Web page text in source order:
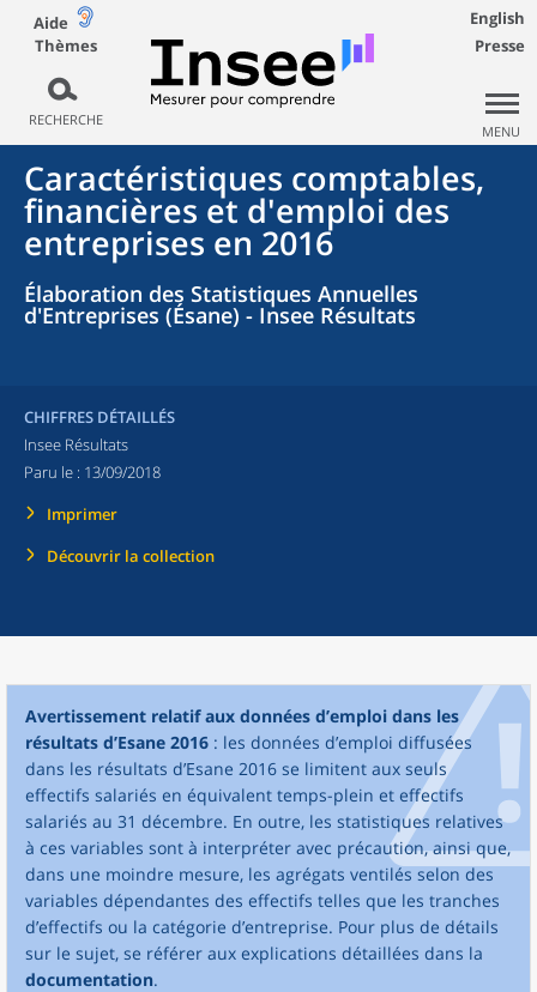
Aide
Thèmes
RECHERCHE
English
Presse
MENU
Caractéristiques comptables,
financières et d'emploi des
entreprises en 2016
Élaboration des Statistiques Annuelles
d'Entreprises (Ésane) - Insee Résultats
CHIFFRES DÉTAILLÉS
Insee Résultats
Paru le : 13/09/2018
Imprimer
Découvrir la collection
Avertissement relatif aux données d’emploi dans les
résultats d’Esane 2016 : les données d’emploi diffusées
dans les résultats d’Esane 2016 se limitent aux seuls
effectifs salariés en équivalent temps-plein et effectifs
salariés au 31 décembre. En outre, les statistiques relatives
à ces variables sont à interpréter avec précaution, ainsi que,
dans une moindre mesure, les agrégats ventilés selon des
variables dépendantes des effectifs telles que les tranches
d’effectifs ou la catégorie d’entreprise. Pour plus de détails
sur le sujet, se référer aux explications détaillées dans la
documentation.